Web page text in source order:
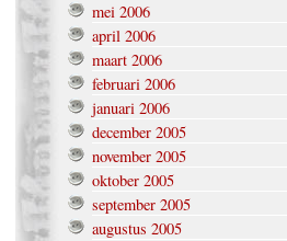
mei 2006
april 2006
maart 2006
februari 2006
januari 2006
december 2005
november 2005
oktober 2005
september 2005
augustus 2005